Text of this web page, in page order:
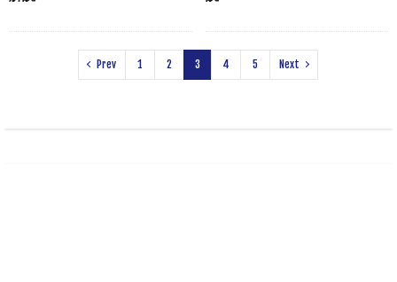
Prev 1 2 3 4 5 Next